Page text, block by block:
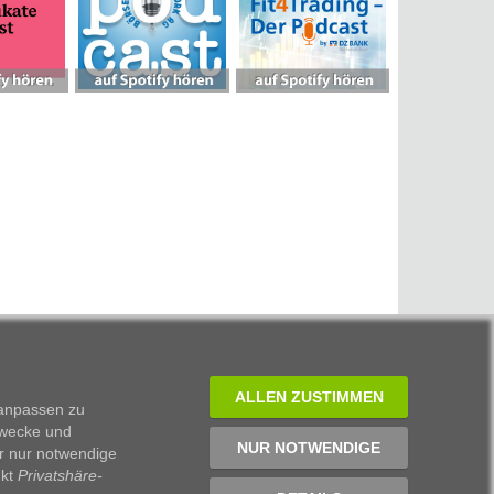
zu
und
nur notwendige
Privatshäre-
ALLEN ZUSTIMMEN
NUR NOTWENDIGE